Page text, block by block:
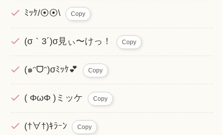
ﾐｯｹ/⦿⦿\ Copy
(σ｀3´)σ見ぃ〜けっ！ Copy
(๑ᵔᗜᵔ)σﾐｯｹ💕 Copy
( ΦωΦ )ミッケ Copy
(†∀†)ｷﾗｰﾝ Copy